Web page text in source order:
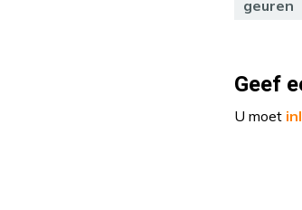
geuren
Geef
U moet